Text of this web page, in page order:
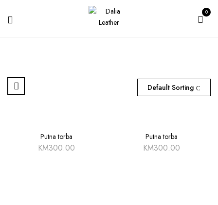
0
Default Sorting
Putna torba
KM300.00
Putna torba
KM300.00